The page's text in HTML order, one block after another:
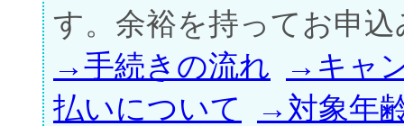
す。余裕を持ってお申
→手続きの流れ
→キャ
払いについて
→対象年